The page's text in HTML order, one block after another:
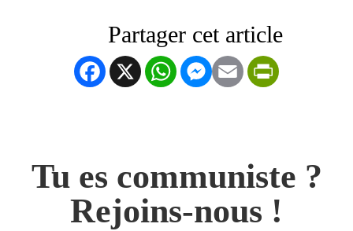
Facebook
X WhatsApp
Messenger
Email
Tu es communiste ?
Rejoins-nous !